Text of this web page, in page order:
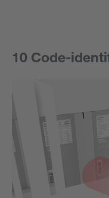
10 Code-